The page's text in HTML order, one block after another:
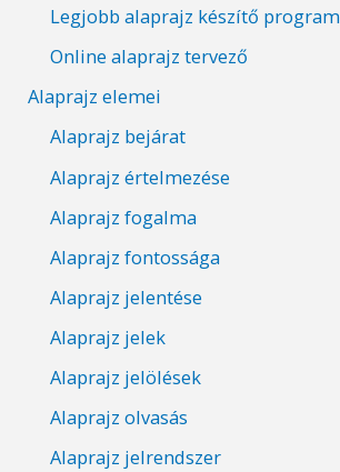
Legjobb alaprajz készítő program
Online alaprajz tervező
Alaprajz elemei
Alaprajz bejárat
Alaprajz értelmezése
Alaprajz fogalma
Alaprajz fontossága
Alaprajz jelentése
Alaprajz jelek
Alaprajz jelölések
Alaprajz olvasás
Alaprajz jelrendszer